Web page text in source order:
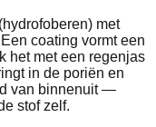
met
coating vormt een
het met een regenjas
in de poriën en
van binnenuit —
stof zelf.